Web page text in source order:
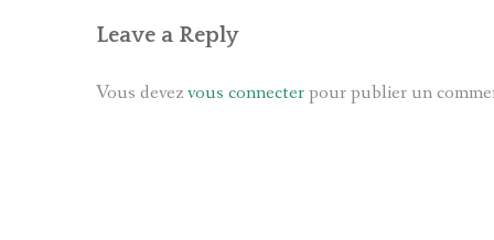
Leave a Reply
Vous devezvous connecterpour publier un